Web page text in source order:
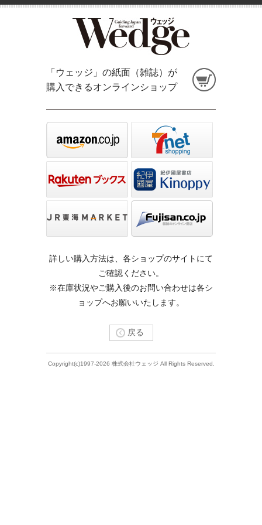
「ウェッジ」の紙面（雑誌）が
購入できるオンラインショップ
詳しい購入方法は、各ショップのサイトにて
ご確認ください。
※在庫状況やご購入後のお問い合わせは各シ
ョップへお願いいたします。
戻る
Copyright(c)1997-2026 株式会社ウェッジ All Rights Reserved.